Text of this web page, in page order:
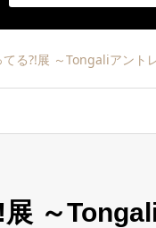
てる?!展 ～Tongaliアント
展 ～